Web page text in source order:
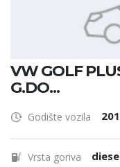
VW GOLF
G.DO...
Godište vozila
Vrsta goriva